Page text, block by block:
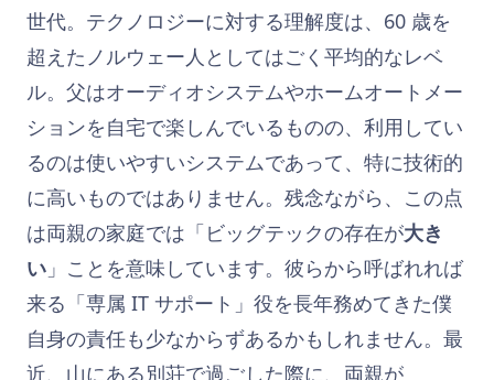
世代。テクノロジーに対する理解度は、60 歳を
超えたノルウェー人としてはごく平均的なレベ
ル。父はオーディオシステムやホームオートメー
ションを自宅で楽しんでいるものの、利用してい
るのは使いやすいシステムであって、特に技術的
に高いものではありません。残念ながら、この点
は両親の家庭では「ビッグテックの存在が大き
い 」ことを意味しています。彼らから呼ばれれば
来る「専属 IT サポート」役を長年務めてきた僕
自身の責任も少なからずあるかもしれません。最
近、山にある別荘で過ごした際に、両親が